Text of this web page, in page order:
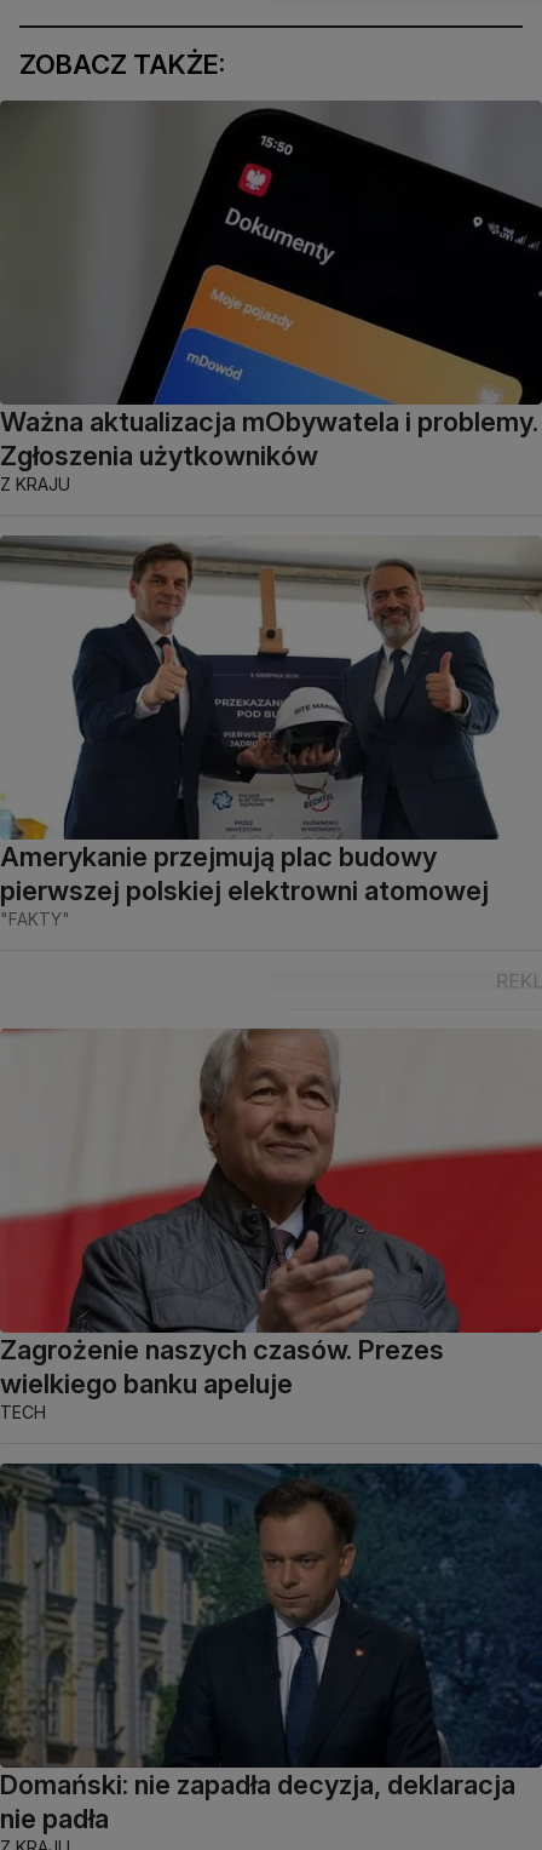
ZOBACZ TAKŻE:
Ważna aktualizacja mObywatela i problemy.
Zgłoszenia użytkowników
Z KRAJU
Amerykanie przejmują plac budowy
pierwszej polskiej elektrowni atomowej
"FAKTY"
Zagrożenie naszych czasów. Prezes
wielkiego banku apeluje
TECH
Domański: nie zapadła decyzja, deklaracja
nie padła